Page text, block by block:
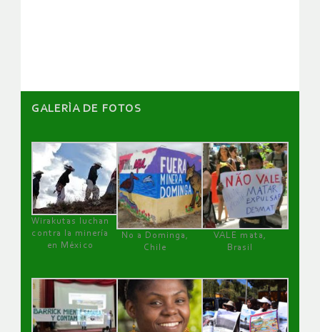
GALERÌA DE FOTOS
Wirakutas luchan
contra la minería
en México
No a Dominga,
Chile
VALE mata,
Brasil